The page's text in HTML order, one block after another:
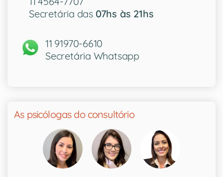
Secretária das 07hs às 21hs
11 91970-6610
Secretária Whatsapp
As psicólogas do consultório